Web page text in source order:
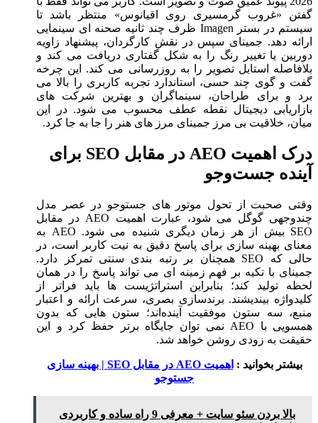
گفتن «غروب گرمسیری روی اقیانوس» منتظر باشد تا
سیستم در بستر Imagen ظرف چند ثانیه صحنه ‌ای سینمایی
ارائه دهد. جمینای سپس در نقش کارگردان، پیشنهاد زاویه
دوربین یا تغییر رنگ را به شکل گفتاری دریافت می‌ کند و
بلافاصله استایل تصویر را به ‌روزرسانی می‌ کند. این چرخه
گفت و گوی چند حسی، استاندارد تجربه کاربری را بالا می
‌برد و برای طراحان، سینماگران و بهترین شرکت‌ های
بازاریابی دیجیتال نقطه عطف محسوب می ‌شود. در این
میان، خلاقیت بی‌ مرز جمینای مرز های هنر را جا به ‌جا کرد.
درک اهمیت AEO در مقابل SEO برای
آینده جست‌وجو
وقتی صحبت از تحول موتور های جستوجو در عصر مدل
چندوجهی گوگل می ‌شود، عبارت اهمیت AEO در مقابل
SEO بیش از هر زمان دیگری شنیده می‌ شود. AEO به
معنای بهینه ‌سازی برای پاسخ دقیق به نیت کاربر است، در
حالی‌ که SEO همچنان بر رتبه ‌بندی سنتی تمرکز دارد.
جمینای با تکیه بر فهم زمینه ‌ای می ‌تواند پاسخ را در همان
لحظه تولید کند؛ بنابراین استراتژیست‌ ها باید فراتر از
کلیدواژه بیندیشند. برندسازی بصری، سرعت ارائه و اعتبار
منبع، سه ستون موفقیت آینده‌اند؛ ستون ‌هایی که بدون
همسویی با AEO نمی‌ توان جایگاه برتر حفظ کرد و این
حقیقت به زودی روشن خواهد شد.
بیشتر بخوانید :
اهمیت AEO در مقابل SEO | بهینه سازی
جستوجو
بالا بردن سئو سایت + معرفی 9 راه ساده و کاربردی